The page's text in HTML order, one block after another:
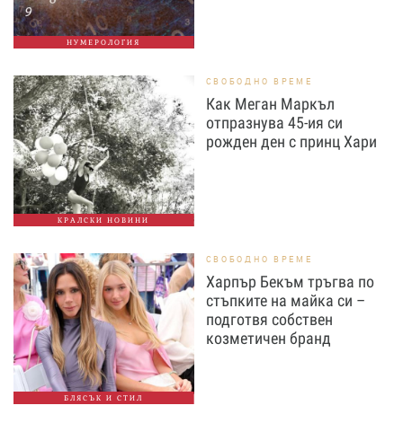
НУМЕРОЛОГИЯ
КРАЛСКИ НОВИНИ
СВОБОДНО ВРЕМЕ
Как Меган Маркъл
отпразнува 45-ия си
рожден ден с принц Хари
БЛЯСЪК И СТИЛ
СВОБОДНО ВРЕМЕ
Харпър Бекъм тръгва по
стъпките на майка си –
подготвя собствен
козметичен бранд